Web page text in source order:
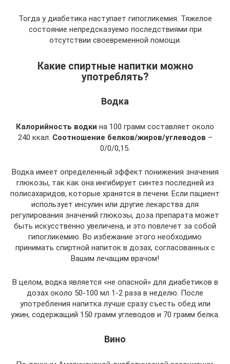
Тогда у диабетика наступает гипогликемия. Тяжелое
состояние непредсказуемо последствиями при
отсутствии своевременной помощи.
Какие спиртные напитки можно
употреблять?
Водка
Калорийность водки на 100 грамм составляет около
240 ккал. Соотношение белков/жиров/углеводов –
0/0/0,15.
Водка имеет определенный эффект понижения значения
глюкозы, так как она ингибирует синтез последней из
полисахаридов, которые хранятся в печени. Если пациент
использует инсулин или другие лекарства для
регулирования значений глюкозы, доза препарата может
быть искусственно увеличена, и это повлечет за собой
гипогликемию. Во избежание этого необходимо
принимать спиртной напиток в дозах, согласованных с
Вашим лечащим врачом!
В целом, водка является «не опасной» для диабетиков в
дозах около 50-100 мл 1-2 раза в неделю. После
употребления напитка лучше сразу съесть обед или
ужин, содержащий 150 грамм углеводов и 70 грамм белка.
Вино